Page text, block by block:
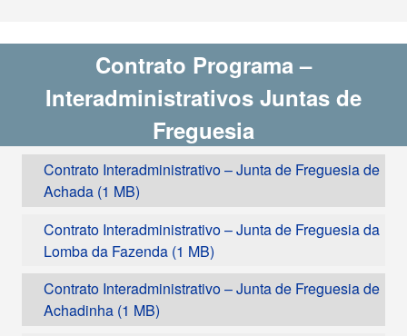
Contrato Programa –
Interadministrativos Juntas de
Freguesia
Contrato Interadministrativo – Junta de Freguesia de
Achada
Contrato Interadministrativo – Junta de Freguesia da
Lomba da Fazenda
Contrato Interadministrativo – Junta de Freguesia de
Achadinha